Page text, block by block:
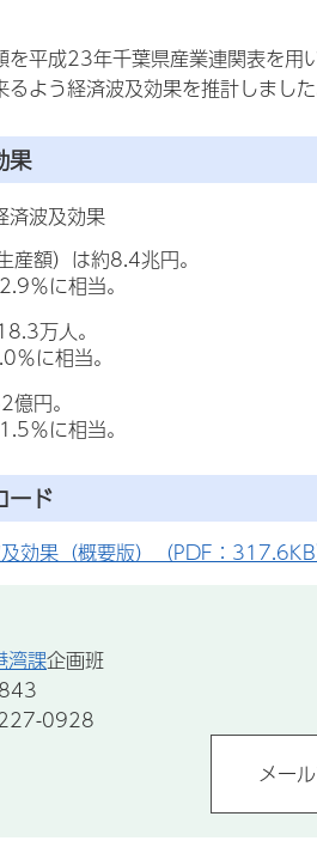
を平成23年千葉県産業連関表を
よう経済波及効果を推計しました
果
済波及効果
産額）は約8.4兆円。
％に相当。
万人。
％に相当。
円。
％に相当。
ード
効果（概要版）（PDF：317.6KB
湾課企画班
0928